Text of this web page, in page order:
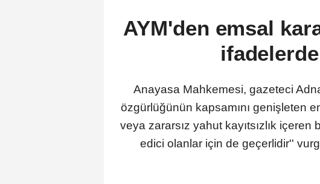
AYM'den emsal
Anayasa Mahkemesi, gazeteci
özgürlüğünün kapsamını genişleten
veya zararsız yahut kayıtsızlık
edici olanlar için de geçerlidir''